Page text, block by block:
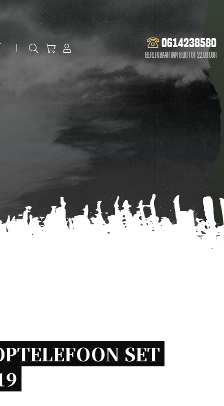
0614238580
Bereikbaar van 8.00 tot 22.00 uur
SET